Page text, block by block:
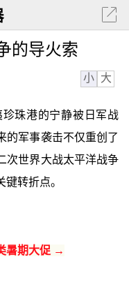
的导火索
小 大
珠港的宁静被日军战
的军事袭击不仅重创了
次世界大战太平洋战争
转折点。
暑期大促 →